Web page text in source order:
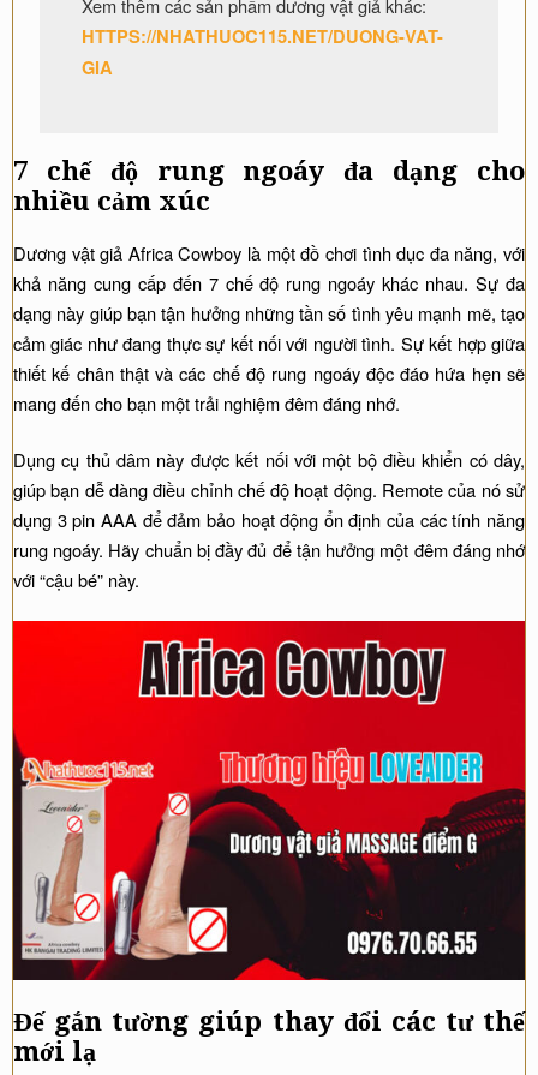
Xem thêm các sản phẩm dương vật giả khác:
HTTPS://NHATHUOC115.NET/DUONG-VAT-
GIA
7 chế độ rung ngoáy đa dạng cho
nhiều cảm xúc
Dương vật giả Africa Cowboy là một đồ chơi tình dục đa năng, với
khả năng cung cấp đến 7 chế độ rung ngoáy khác nhau. Sự đa
dạng này giúp bạn tận hưởng những tần số tình yêu mạnh mẽ, tạo
cảm giác như đang thực sự kết nối với người tình. Sự kết hợp giữa
thiết kế chân thật và các chế độ rung ngoáy độc đáo hứa hẹn sẽ
mang đến cho bạn một trải nghiệm đêm đáng nhớ.
Dụng cụ thủ dâm này được kết nối với một bộ điều khiển có dây,
giúp bạn dễ dàng điều chỉnh chế độ hoạt động. Remote của nó sử
dụng 3 pin AAA để đảm bảo hoạt động ổn định của các tính năng
rung ngoáy. Hãy chuẩn bị đầy đủ để tận hưởng một đêm đáng nhớ
với “cậu bé” này.
Đế gắn tường giúp thay đổi các tư thế
mới lạ